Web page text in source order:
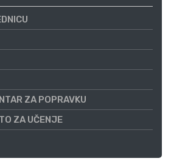
ZA POPRAVKU
ZA UČENJE